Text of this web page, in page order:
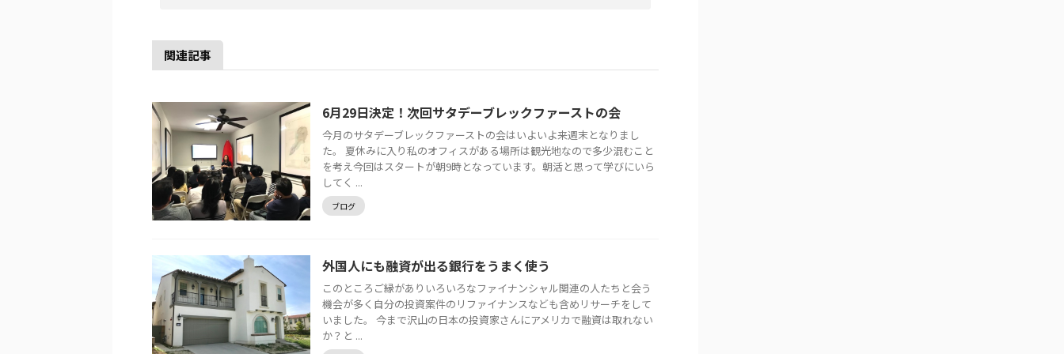
関連記事
6月29日決定！次回サタデーブレックファーストの会
今月のサタデーブレックファーストの会はいよいよ来週末となりまし
た。 夏休みに入り私のオフィスがある場所は観光地なので多少混むこと
を考え今回はスタートが朝9時となっています。朝活と思って学びにいら
してく ...
ブログ
外国人にも融資が出る銀行をうまく使う
このところご縁がありいろいろなファイナンシャル関連の人たちと会う
機会が多く自分の投資案件のリファイナンスなども含めリサーチをして
いました。 今まで沢山の日本の投資家さんにアメリカで融資は取れない
か？と ...